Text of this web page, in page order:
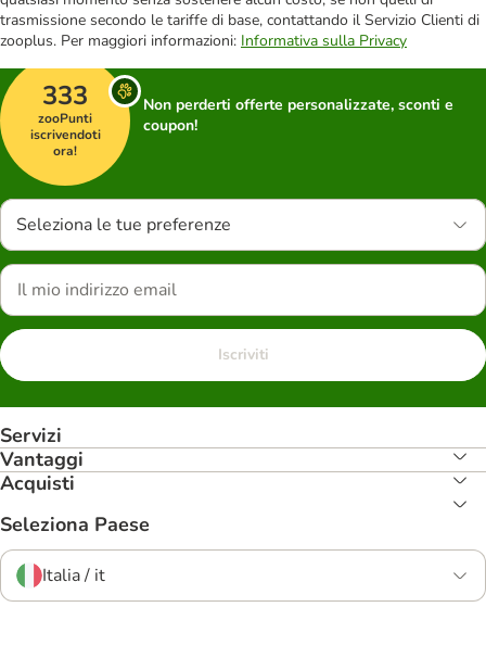
trasmissione secondo le tariffe di base, contattando il Servizio Clienti di
zooplus. Per maggiori informazioni: Informativa sulla Privacy
333
zooPunti
iscrivendoti
ora!
Non perderti offerte personalizzate, sconti e
coupon!
Seleziona le tue preferenze
Iscriviti
Servizi
Vantaggi
Acquisti
Seleziona Paese
Italia / it